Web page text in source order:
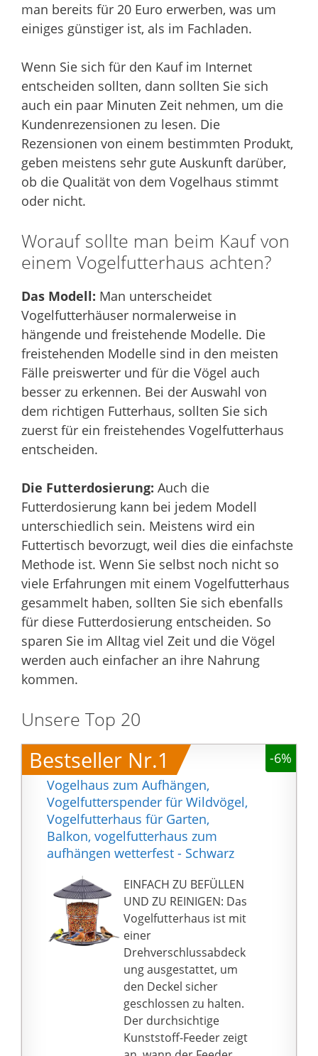
man bereits für 20 Euro erwerben, was um
einiges günstiger ist, als im Fachladen.
Wenn Sie sich für den Kauf im Internet
entscheiden sollten, dann sollten Sie sich
auch ein paar Minuten Zeit nehmen, um die
Kundenrezensionen zu lesen. Die
Rezensionen von einem bestimmten Produkt,
geben meistens sehr gute Auskunft darüber,
ob die Qualität von dem Vogelhaus stimmt
oder nicht.
Worauf sollte man beim Kauf von
einem Vogelfutterhaus achten?
Das Modell: Man unterscheidet
Vogelfutterhäuser normalerweise in
hängende und freistehende Modelle. Die
freistehenden Modelle sind in den meisten
Fälle preiswerter und für die Vögel auch
besser zu erkennen. Bei der Auswahl von
dem richtigen Futterhaus, sollten Sie sich
zuerst für ein freistehendes Vogelfutterhaus
entscheiden.
Die Futterdosierung: Auch die
Futterdosierung kann bei jedem Modell
unterschiedlich sein. Meistens wird ein
Futtertisch bevorzugt, weil dies die einfachste
Methode ist. Wenn Sie selbst noch nicht so
viele Erfahrungen mit einem Vogelfutterhaus
gesammelt haben, sollten Sie sich ebenfalls
für diese Futterdosierung entscheiden. So
sparen Sie im Alltag viel Zeit und die Vögel
werden auch einfacher an ihre Nahrung
kommen.
Unsere Top 20
Bestseller Nr.1
-6%
Vogelhaus zum Aufhängen,
Vogelfutterspender für Wildvögel,
Vogelfutterhaus für Garten,
Balkon, vogelfutterhaus zum
aufhängen wetterfest - Schwarz
EINFACH ZU BEFÜLLEN
UND ZU REINIGEN: Das
Vogelfutterhaus ist mit
einer
Drehverschlussabdeck
ung ausgestattet, um
den Deckel sicher
geschlossen zu halten.
Der durchsichtige
Kunststoff-Feeder zeigt